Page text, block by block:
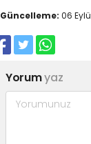
Güncelleme: 06
Yorumyaz